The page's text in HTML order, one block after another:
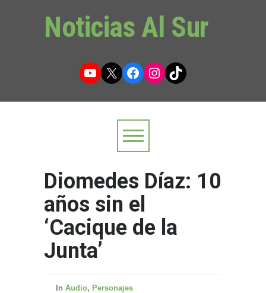
Noticias Al Sur
YouTube
X Facebook
Instagram
TikTok
Diomedes Díaz: 10
años sin el
‘Cacique de la
Junta’
In Audio, Personajes